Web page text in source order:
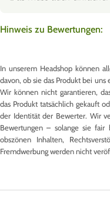
Hinweis zu Bewertungen:
In unserem Headshop können
davon, ob sie das Produkt bei
Wir können nicht garantieren,
das Produkt tatsächlich gekauft
der Identität der Bewerter. Wir
Bewertungen – solange sie
obszönen Inhalten,
Fremdwerbung werden nicht